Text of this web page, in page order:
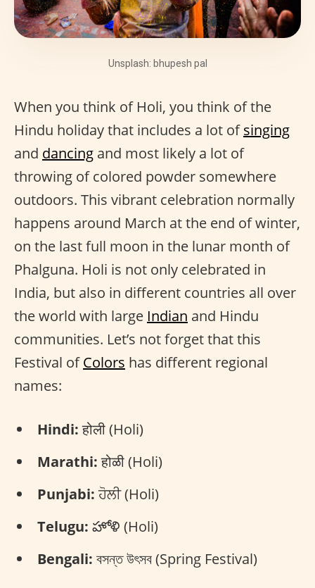
Unsplash: bhupesh pal
When you think of Holi, you think of the
Hindu holiday that includes a lot ofsinging
and dancing and most likely a lot of
throwing of colored powder somewhere
outdoors. This vibrant celebration normally
happens around March at the end of winter,
on the last full moon in the lunar month of
Phalguna. Holi is not only celebrated in
India, but also in different countries all over
the world with large Indian and Hindu
communities. Let’s not forget that this
Festival ofColors has different regional
names:
Hindi:होली (Holi)
Marathi:होळी (Holi)
Punjabi:ਹੋਲੀ (Holi)
Telugu: హోళి (Holi)
Bengali: বসন্ত উৎসব (Spring Festival)